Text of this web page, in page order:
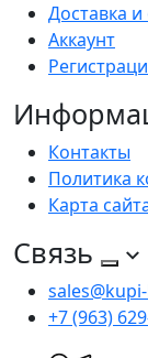
Доставка и
Аккаунт
Контакты
Политика
Карта
Связь
+7 (963)